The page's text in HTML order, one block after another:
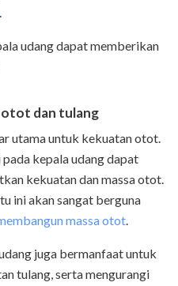
udang dapat memberikan
otot dan tulang
utama untuk kekuatan otot.
kepala udang dapat
kekuatan dan massa otot.
ini akan sangat berguna
massa otot
juga bermanfaat untuk
tulang, serta mengurangi